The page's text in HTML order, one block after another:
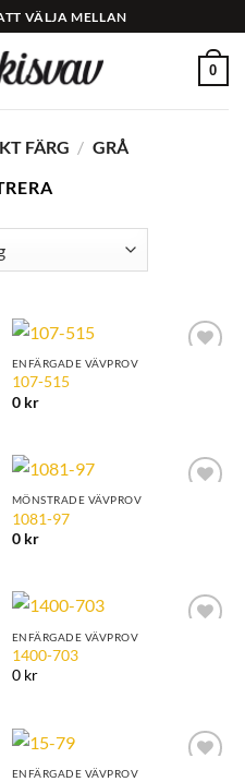
VÄLJA MELLAN
0
FÄRG / GRÅ
ENFÄRGADE VÄVPROV
107-515
0 kr
MÖNSTRADE VÄVPROV
1081-97
0 kr
ENFÄRGADE VÄVPROV
1400-703
0 kr
ENFÄRGADE VÄVPROV